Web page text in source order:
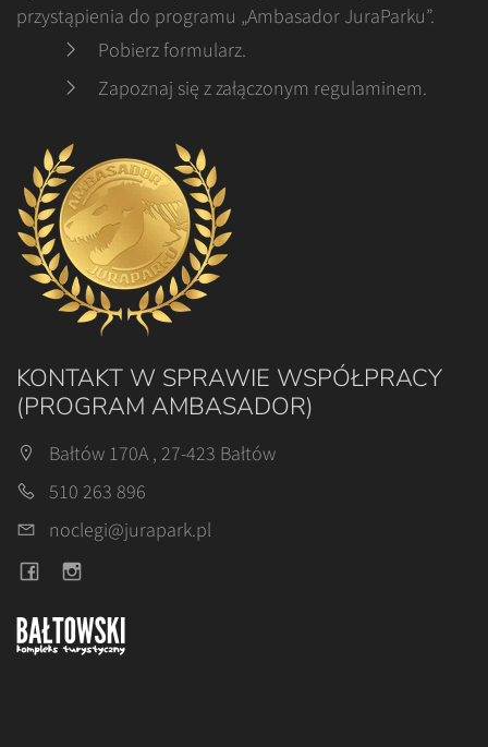
przystąpienia do programu „Ambasador JuraParku”.
Pobierz formularz.
Zapoznaj się z załączonym regulaminem.
KONTAKT W SPRAWIE WSPÓŁPRACY
(PROGRAM AMBASADOR)
Bałtów 170A , 27-423 Bałtów
510 263 896
noclegi@jurapark.pl